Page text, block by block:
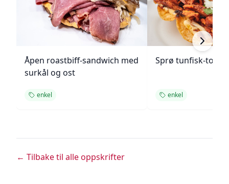
Åpen roastbiff-sandwich med
surkål og ost
enkel
Sprø tunfisk-
enkel
← Tilbake til alle oppskrifter